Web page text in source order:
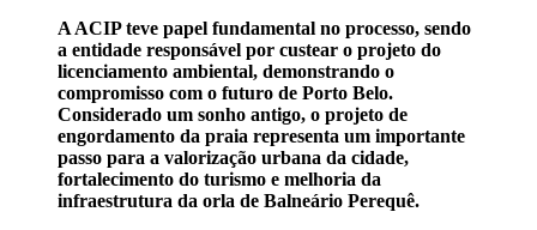
A ACIP teve papel fundamental no processo, sendo
a entidade responsável por custear o projeto do
licenciamento ambiental, demonstrando o
compromisso com o futuro de Porto Belo.
Considerado um sonho antigo, o projeto de
engordamento da praia representa um importante
passo para a valorização urbana da cidade,
fortalecimento do turismo e melhoria da
infraestrutura da orla de Balneário Perequê.